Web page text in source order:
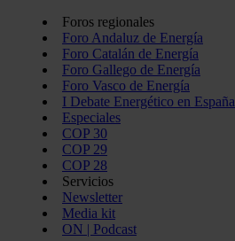
Foros regionales
Foro Andaluz de Energía
Foro Catalán de Energía
Foro Gallego de Energía
Foro Vasco de Energía
I Debate Energético en España
Especiales
COP 30
COP 29
COP 28
Servicios
Newsletter
Media kit
ON | Podcast